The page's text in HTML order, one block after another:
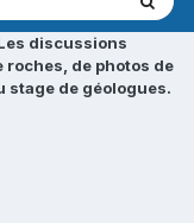
discussions
de photos de
stage de géologues.